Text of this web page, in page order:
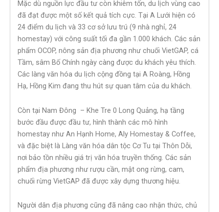
Mặc dù nguồn lực đầu tư còn khiêm tốn, du lịch vùng cao
đã đạt được một số kết quả tích cực. Tại A Lưới hiện có
24 điểm du lịch và 33 cơ sở lưu trú (9 nhà nghỉ, 24
homestay) với công suất tối đa gần 1.000 khách. Các sản
phẩm OCOP, nông sản địa phương như chuối VietGAP, cá
Tầm, sâm Bố Chính ngày càng được du khách yêu thích.
Các làng văn hóa du lịch cộng đồng tại A Roàng, Hồng
Hạ, Hồng Kim đang thu hút sự quan tâm của du khách.
Còn tại Nam Đông – Khe Tre 0 Long Quảng, hạ tầng
bước đầu được đầu tư, hình thành các mô hình
homestay như An Hạnh Home, Aly Homestay & Coffee,
và đặc biệt là Làng văn hóa dân tộc Cơ Tu tại Thôn Dỗi,
nơi bảo tồn nhiều giá trị văn hóa truyền thống. Các sản
phẩm địa phương như rượu cần, mật ong rừng, cam,
chuối rừng VietGAP đã được xây dựng thương hiệu.
Người dân địa phương cũng đã nâng cao nhận thức, chủ